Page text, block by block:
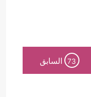
73 السابق